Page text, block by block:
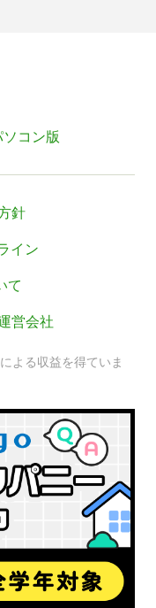
ソコン版
針
イン
て
営会社
よる収益を得ていま